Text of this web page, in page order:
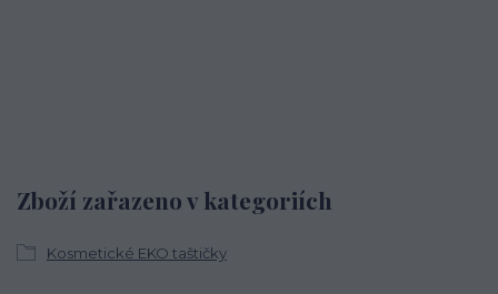
Zboží zařazeno v kategoriích
Kosmetické EKO taštičky